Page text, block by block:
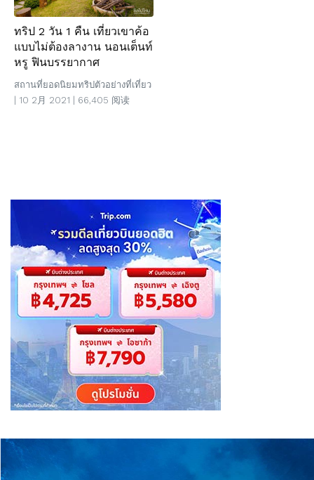
ทริป 2 วัน 1 คืน เที่ยวเขาค้อ
แบบไม่ต้องลางาน นอนเต็นท์
หรู ฟินบรรยากาศ
สถานที่ยอดนิยมทริปตัวอย่างที่เที่ยว
| 10 2月 2021 | 66,405 阅读